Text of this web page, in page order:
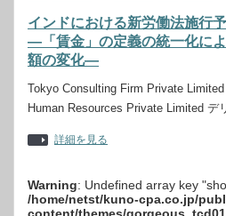
インドにおける新労働法施行
―「賃金」の定義の統一化に
額の変化―
Tokyo Consulting Firm Private
Human Resources Private Limited デ
詳細を見る
Warning: Undefined array key
/home/netst/kuno-cpa.co.jp/